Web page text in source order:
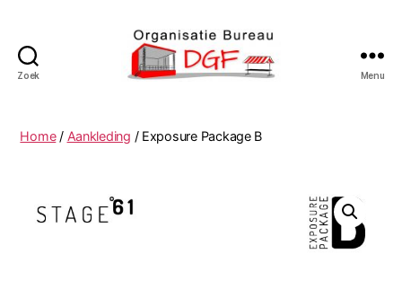
Zoek Menu
Home/ Aankleding / Exposure Package B